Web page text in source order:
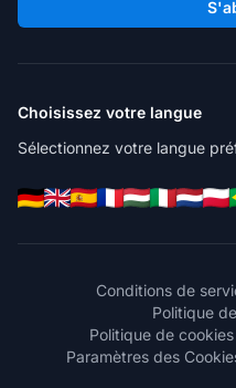
Choisissez votre langue
Sélectionnez votre langue
Conditions de
Politique
Politique de
Paramètres des